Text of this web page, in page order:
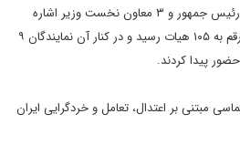
وزیر، ۶ رئیس مجلس، ۸ معاون رئیس جمهور و ۳ معاون نخست وزیر اشاره
کرد؛ ولی اکنون در این دوره این رقم به ۱۰۵ هیات رسید و در کنار آن نمایندگان ۹
پیدا کردند.
مبتنی بر اعتدال، تعامل و خردگرایی ایران